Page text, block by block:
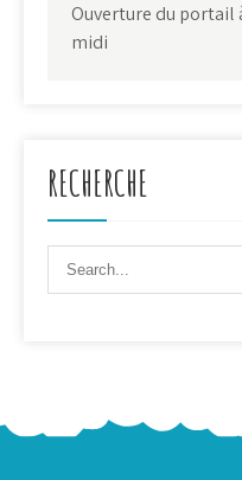
Ouverture du portail
midi
RECHERCHE